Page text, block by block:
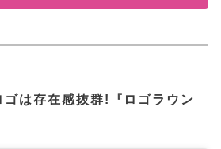
ゴは存在感抜群!『ロゴラウン